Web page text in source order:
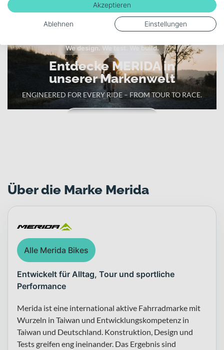
We design. We test. We build.
Entdecke MERIDA in
unserer Markenwelt
ENGINEERED FOR EVERY RIDE – FROM TOUR TO RACE.
Über die Marke Merida
Alle Merida Bikes
Entwickelt für Alltag, Tour und sportliche
Performance
Merida ist eine international aktive Fahrradmarke mit
Wurzeln in Taiwan und Entwicklungskompetenz in
Taiwan und Deutschland. Konstruktion, Design und
Tests greifen eng ineinander. Das Ergebnis sind
Akzeptieren
Ablehnen Einstellungen